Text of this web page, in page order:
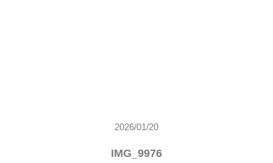
2026/01/20
IMG_9976